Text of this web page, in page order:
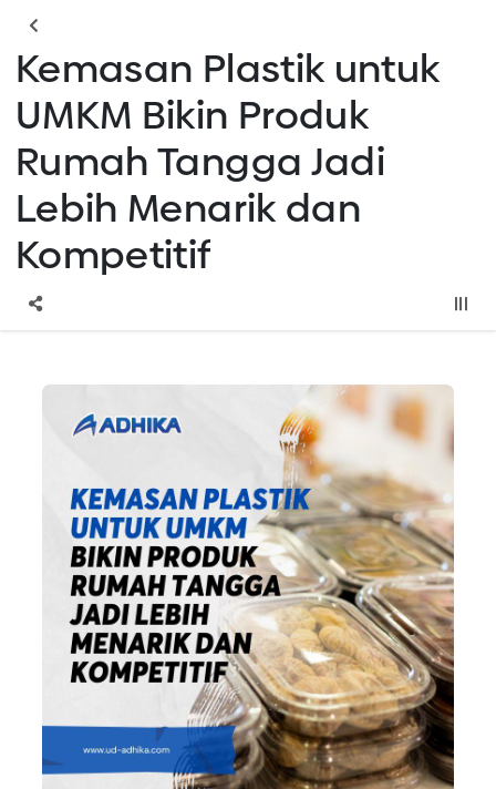
Kemasan Plastik untuk
UMKM Bikin Produk
Rumah Tangga Jadi
Lebih Menarik dan
Kompetitif